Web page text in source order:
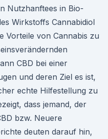
Nutzhanftees in Bio-
Wirkstoffs Cannabidiol
Vorteile von Cannabis zu
CBD bei einer
und deren Ziel es ist,
echte Hilfestellung zu
dass jemand, der
bzw. Neuere
deuten darauf hin,